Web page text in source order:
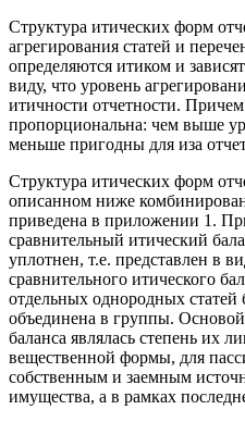
Структура итических форм
агрегирования статей и
определяются итиком и
виду, что уровень
итичности отчетности. Причем
пропорциональна: чем выше
меньше пригодны для иза
Структура итических форм
описанном ниже
приведена в приложении 1.
сравнительный итический
уплотнен, т.е. представлен в
сравнительного итического
отдельных однородных статей
объединена в группы.
баланса являлась степень их
вещественной формы, для
собственным и заемным
имущества, а в рамках